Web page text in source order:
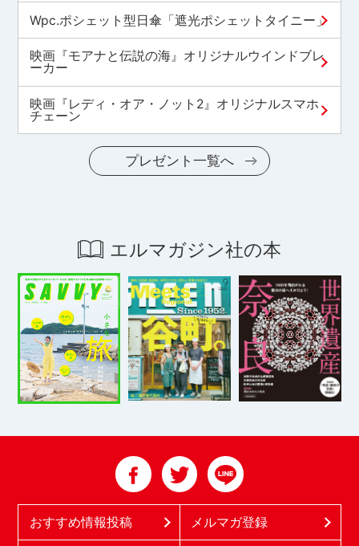
Wpc.ポシェット型日傘「遮光ポシェットタイニー」
映画『モアナと伝説の海』オリジナルウインドブレ
ーカー
映画『レディ・オア・ノット2』オリジナルスマホ
チェーン
プレゼント一覧へ
エルマガジン社の本
おすすめ情報投稿 メルマガ登録